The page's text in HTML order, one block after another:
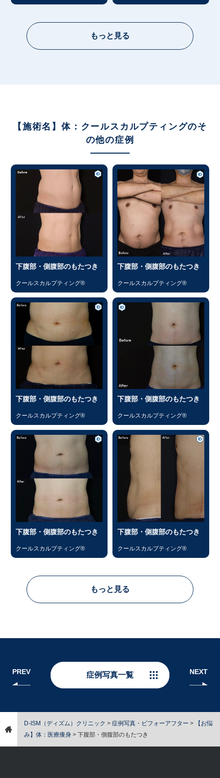
もっと見る
【施術名】体：クールスカルプティングのそ
の他の症例
下腹部・側腹部のもたつき
クールスカルプティング®
下腹部・側腹部のもたつき
クールスカルプティング®
下腹部・側腹部のもたつき
クールスカルプティング®
下腹部・側腹部のもたつき
クールスカルプティング®
下腹部・側腹部のもたつき
クールスカルプティング®
下腹部・側腹部のもたつき
クールスカルプティング®
もっと見る
PREV 症例写真一覧 NEXT
D-ISM（ディズム）クリニック > 症例写真・ビフォーアフター >
【お悩
み】体：医療痩身> 下腹部・側腹部のもたつき